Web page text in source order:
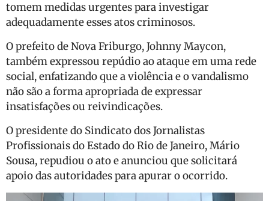
tomem medidas urgentes para investigar
adequadamente esses atos criminosos.
O prefeito de Nova Friburgo, Johnny Maycon,
também expressou repúdio ao ataque em uma rede
social, enfatizando que a violência e o vandalismo
não são a forma apropriada de expressar
insatisfações ou reivindicações.
O presidente do Sindicato dos Jornalistas
Profissionais do Estado do Rio de Janeiro, Mário
Sousa, repudiou o ato e anunciou que solicitará
apoio das autoridades para apurar o ocorrido.